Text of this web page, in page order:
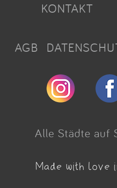
KONTAKT
AGB
Alle Städte auf
Made with love